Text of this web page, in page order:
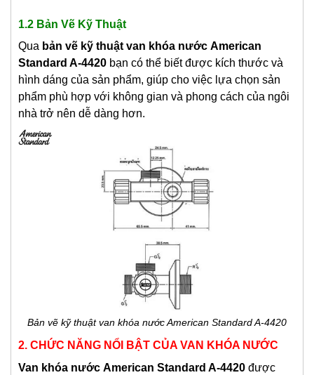
1.2 Bản Vẽ Kỹ Thuật
Qua bản vẽ kỹ thuật van khóa nước American
Standard A-4420 bạn có thể biết được kích thước và
hình dáng của sản phẩm, giúp cho việc lựa chọn sản
phẩm phù hợp với không gian và phong cách của ngôi
nhà trở nên dễ dàng hơn.
Bản vẽ kỹ thuật van khóa nước American Standard A-4420
2. CHỨC NĂNG NỔI BẬT CỦA VAN KHÓA NƯỚC
Van khóa nước American Standard A-4420 được